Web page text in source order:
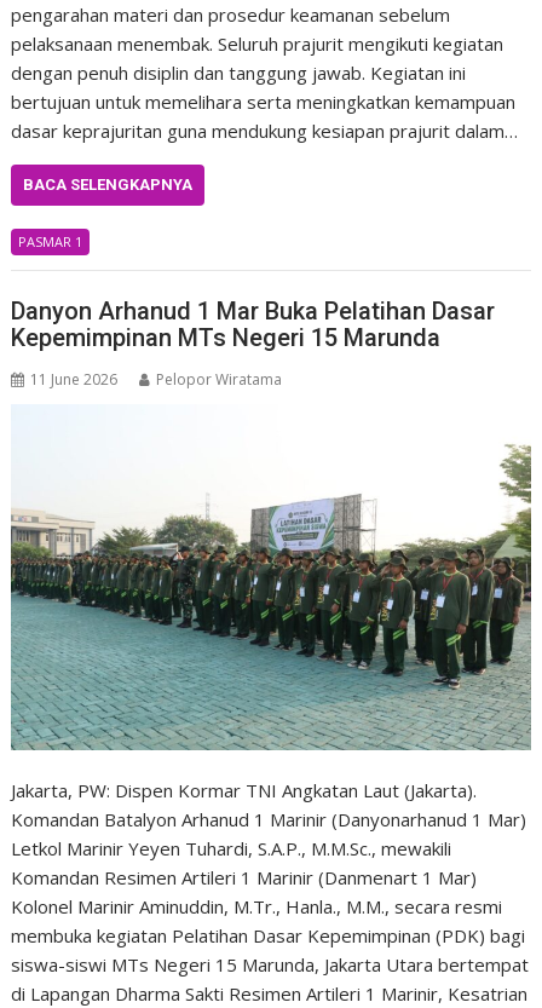
pengarahan materi dan prosedur keamanan sebelum
pelaksanaan menembak. Seluruh prajurit mengikuti kegiatan
dengan penuh disiplin dan tanggung jawab. Kegiatan ini
bertujuan untuk memelihara serta meningkatkan kemampuan
dasar keprajuritan guna mendukung kesiapan prajurit dalam…
BACA SELENGKAPNYA
PASMAR 1
Danyon Arhanud 1 Mar Buka Pelatihan Dasar
Kepemimpinan MTs Negeri 15 Marunda
11 June 2026 Pelopor Wiratama
Jakarta, PW: Dispen Kormar TNI Angkatan Laut (Jakarta).
Komandan Batalyon Arhanud 1 Marinir (Danyonarhanud 1 Mar)
Letkol Marinir Yeyen Tuhardi, S.A.P., M.M.Sc., mewakili
Komandan Resimen Artileri 1 Marinir (Danmenart 1 Mar)
Kolonel Marinir Aminuddin, M.Tr., Hanla., M.M., secara resmi
membuka kegiatan Pelatihan Dasar Kepemimpinan (PDK) bagi
siswa-siswi MTs Negeri 15 Marunda, Jakarta Utara bertempat
di Lapangan Dharma Sakti Resimen Artileri 1 Marinir, Kesatrian